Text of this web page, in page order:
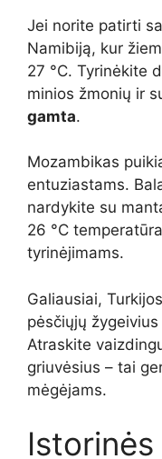
Jei norite patirti
Namibiją, kur
27 °C. Tyrinėkite
minios žmonių ir
gamta.
Mozambikas
entuziastams.
nardykite su
26 °C
tyrinėjimams.
Galiausiai,
pėsčiųjų
Atraskite
griuvėsius – tai
mėgėjams.